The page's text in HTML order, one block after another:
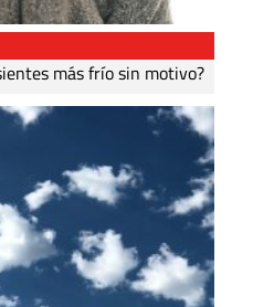
más frío sin motivo?